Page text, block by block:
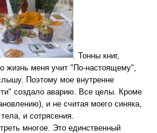
. Тонны книг,
жизнь меня учит "По-настоящему",
Поэтому мое внутренне
создало аварию. Все целы. Кроме
и не считая моего синяка,
и сотрясения.
многое. Это единственный